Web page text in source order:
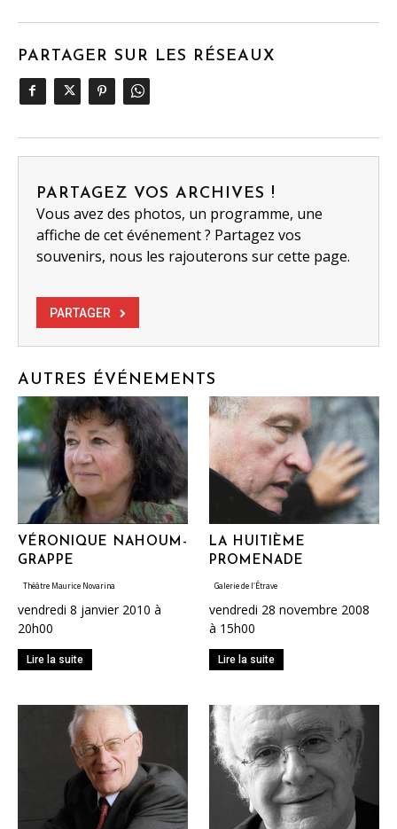
PARTAGER SUR LES RÉSEAUX
PARTAGEZ VOS ARCHIVES !
Vous avez des photos, un programme, une
affiche de cet événement ? Partagez vos
souvenirs, nous les rajouterons sur cette page.
PARTAGER
AUTRES ÉVÉNEMENTS
VÉRONIQUE NAHOUM-
GRAPPE
Théâtre Maurice Novarina
vendredi 8 janvier 2010 à
20h00
Lire la suite
LA HUITIÈME
PROMENADE
Galerie de l’Étrave
vendredi 28 novembre 2008
à 15h00
Lire la suite